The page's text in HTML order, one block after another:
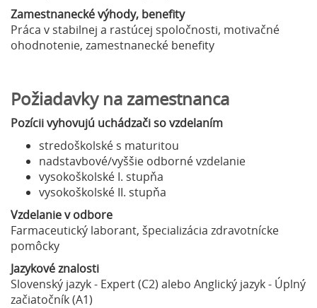
Zamestnanecké výhody, benefity
Práca v stabilnej a rastúcej spoločnosti, motivačné
ohodnotenie, zamestnanecké benefity
Požiadavky na zamestnanca
Pozícii vyhovujú uchádzači so vzdelaním
stredoškolské s maturitou
nadstavbové/vyššie odborné vzdelanie
vysokoškolské I. stupňa
vysokoškolské II. stupňa
Vzdelanie v odbore
Farmaceutický laborant, špecializácia zdravotnícke
pomôcky
Jazykové znalosti
Slovenský jazyk - Expert (C2) alebo Anglický jazyk - Úplný
začiatočník (A1)